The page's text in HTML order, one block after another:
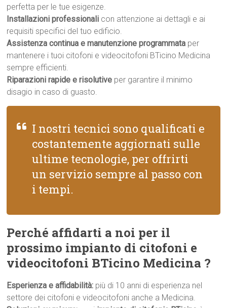
perfetta per le tue esigenze.
Installazioni professionali con attenzione ai dettagli e ai
requisiti specifici del tuo edificio.
Assistenza continua e manutenzione programmata per
mantenere i tuoi citofoni e videocitofoni BTicino Medicina
sempre efficienti.
Riparazioni rapide e risolutive per garantire il minimo
disagio in caso di guasto.
I nostri tecnici sono qualificati e
costantemente aggiornati sulle
ultime tecnologie, per offrirti
un servizio sempre al passo con
i tempi.
Perché affidarti a noi per il
prossimo impianto di citofoni e
videocitofoni BTicino Medicina ?
Esperienza e affidabilità: più di 10 anni di esperienza nel
settore dei citofoni e videocitofoni anche a Medicina.